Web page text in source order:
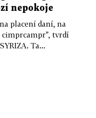
nepokoje
placení daní, na
cimprcampr", tvrdí
Ta...